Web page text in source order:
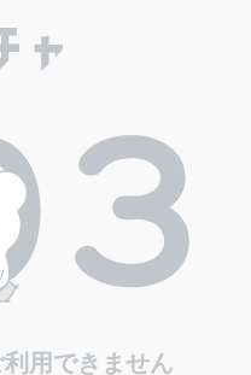
用できません